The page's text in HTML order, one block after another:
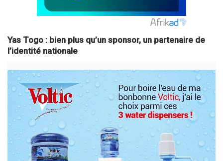
Yas Togo : bien plus qu’un sponsor, un partenaire de
l’identité nationale